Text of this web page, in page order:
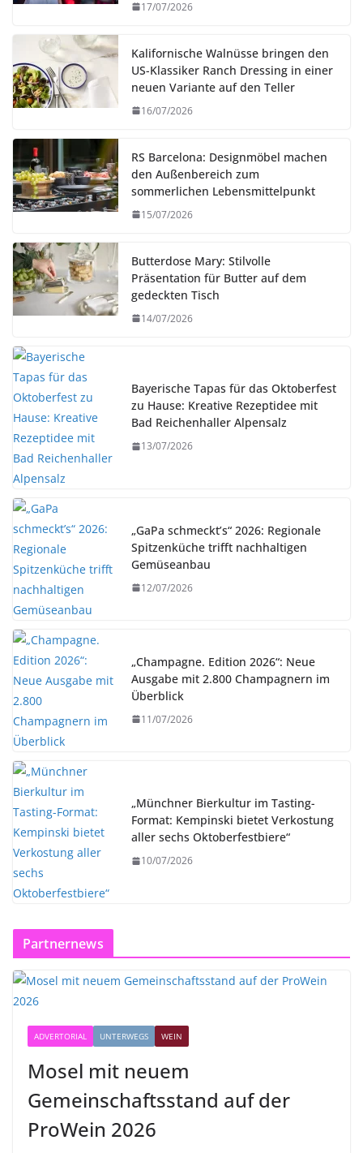
17/07/2026
Kalifornische Walnüsse bringen den
US-Klassiker Ranch Dressing in einer
neuen Variante auf den Teller
16/07/2026
RS Barcelona: Designmöbel machen
den Außenbereich zum
sommerlichen Lebensmittelpunkt
15/07/2026
Butterdose Mary: Stilvolle
Präsentation für Butter auf dem
gedeckten Tisch
14/07/2026
Bayerische Tapas für das Oktoberfest
zu Hause: Kreative Rezeptidee mit
Bad Reichenhaller Alpensalz
13/07/2026
„GaPa schmeckt’s“ 2026: Regionale
Spitzenküche trifft nachhaltigen
Gemüseanbau
12/07/2026
„Champagne. Edition 2026“: Neue
Ausgabe mit 2.800 Champagnern im
Überblick
11/07/2026
„Münchner Bierkultur im Tasting-
Format: Kempinski bietet Verkostung
aller sechs Oktoberfestbiere“
10/07/2026
Partnernews
ADVERTORIAL UNTERWEGS WEIN
Mosel mit neuem
Gemeinschaftsstand auf der
ProWein 2026